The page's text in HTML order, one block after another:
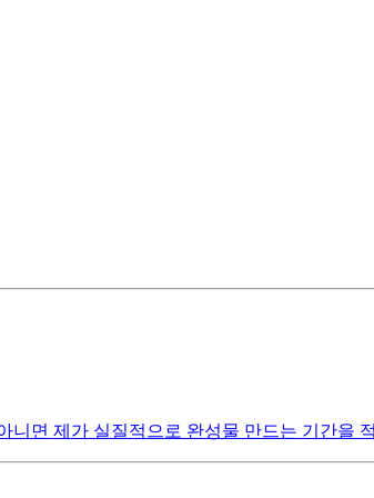
면 제가 실질적으로 완성물 만드는 기간을